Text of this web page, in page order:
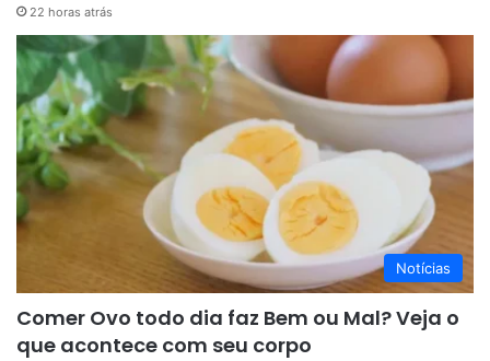
22 horas atrás
Notícias
Comer Ovo todo dia faz Bem ou Mal? Veja o
que acontece com seu corpo